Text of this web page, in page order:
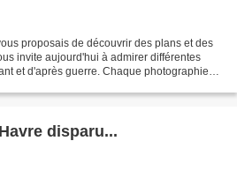
proposais de découvrir des plans et des
invite aujourd'hui à admirer différentes
et d'après guerre. Chaque photographie
disparu...